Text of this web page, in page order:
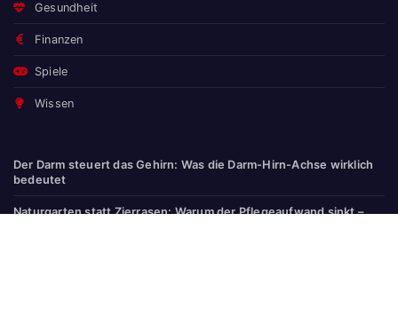
Gesundheit
Finanzen
Spiele
Wissen
Der Darm steuert das Gehirn: Was die Darm-Hirn-Achse wirklich
bedeutet
Naturgarten statt Zierrasen: Warum der Pflegeaufwand sinkt –